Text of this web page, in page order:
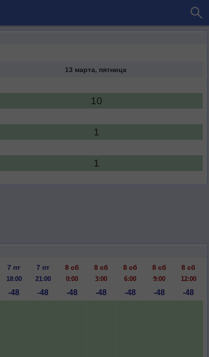
13 марта, пятница
10
1
1
7 пт 7 пт 8 сб 8 сб 8 сб 8 сб 8 сб
18:00 21:00 0:00 3:00 6:00 9:00 12:00
-48 -48 -48 -48 -48 -48 -48